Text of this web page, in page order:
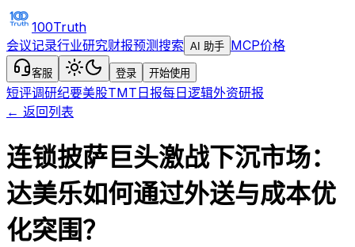
100Truth
会议记录行业研究财报预测搜索 AI 助手 MCP价格
客服 登录 开始使用
短评调研纪要美股TMT日报每日逻辑外资研报
← 返回列表
连锁披萨巨头激战下沉市场：
达美乐如何通过外送与成本优
化突围？